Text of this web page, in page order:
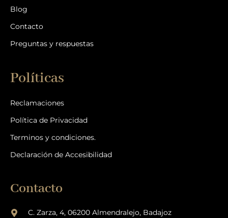
Blog
Contacto
Preguntas y respuestas
Políticas
Reclamaciones
Política de Privacidad
Terminos y condiciones.
Declaración de Accesibilidad
Contacto
C. Zarza, 4, 06200 Almendralejo, Badajoz